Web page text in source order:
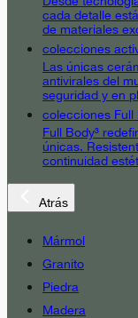
cada detalle
de materiales
colecciones
Las únicas
antivirales del
seguridad y en
colecciones Full
Full Body³
únicas.
continuidad
Atrás
Mármol
Granito
Piedra
Madera